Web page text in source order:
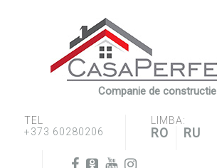
Companie de constructie
TEL
+373 60280206
LIMBA:
RO RU